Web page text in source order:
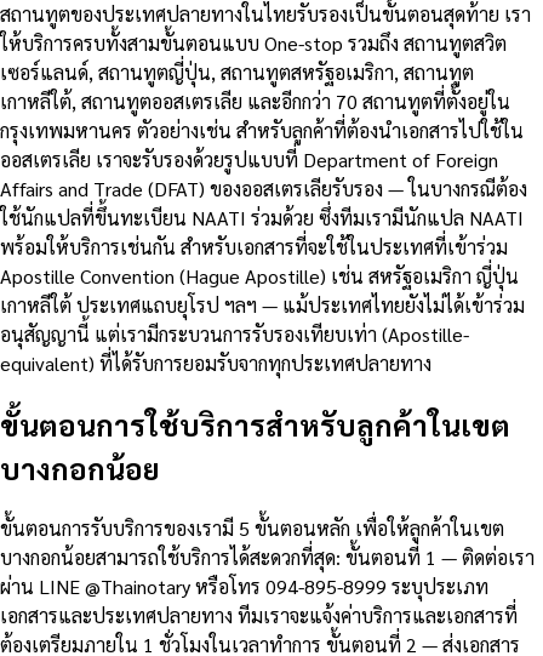
สถานทูตของประเทศปลายทางในไทยรับรองเป็นขั้นตอนสุดท้าย เรา
ให้บริการครบทั้งสามขั้นตอนแบบ One-stop รวมถึง สถานทูตสวิต
เซอร์แลนด์, สถานทูตญี่ปุ่น, สถานทูตสหรัฐอเมริกา, สถานทูต
เกาหลีใต้, สถานทูตออสเตรเลีย และอีกกว่า 70 สถานทูตที่ตั้งอยู่ใน
กรุงเทพมหานคร ตัวอย่างเช่น สำหรับลูกค้าที่ต้องนำเอกสารไปใช้ใน
ออสเตรเลีย เราจะรับรองด้วยรูปแบบที่ Department of Foreign
Affairs and Trade (DFAT) ของออสเตรเลียรับรอง — ในบางกรณีต้อง
ใช้นักแปลที่ขึ้นทะเบียน NAATI ร่วมด้วย ซึ่งทีมเรามีนักแปล NAATI
พร้อมให้บริการเช่นกัน สำหรับเอกสารที่จะใช้ในประเทศที่เข้าร่วม
Apostille Convention (Hague Apostille) เช่น สหรัฐอเมริกา ญี่ปุ่น
เกาหลีใต้ ประเทศแถบยุโรป ฯลฯ — แม้ประเทศไทยยังไม่ได้เข้าร่วม
อนุสัญญานี้ แต่เรามีกระบวนการรับรองเทียบเท่า (Apostille-
equivalent) ที่ได้รับการยอมรับจากทุกประเทศปลายทาง
ขั้นตอนการใช้บริการสำหรับลูกค้าในเขต
บางกอกน้อย
ขั้นตอนการรับบริการของเรามี 5 ขั้นตอนหลัก เพื่อให้ลูกค้าในเขต
บางกอกน้อยสามารถใช้บริการได้สะดวกที่สุด: ขั้นตอนที่ 1 — ติดต่อเรา
ผ่าน LINE @Thainotary หรือโทร 094-895-8999 ระบุประเภท
เอกสารและประเทศปลายทาง ทีมเราจะแจ้งค่าบริการและเอกสารที่
ต้องเตรียมภายใน 1 ชั่วโมงในเวลาทำการ ขั้นตอนที่ 2 — ส่งเอกสาร